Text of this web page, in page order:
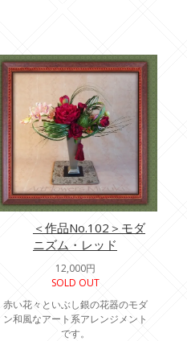
＜作品No.102＞モダ
ニズム・レッド
12,000円
SOLD OUT
赤い花々といぶし銀の花器のモダ
ン和風なアート系アレンジメント
です。